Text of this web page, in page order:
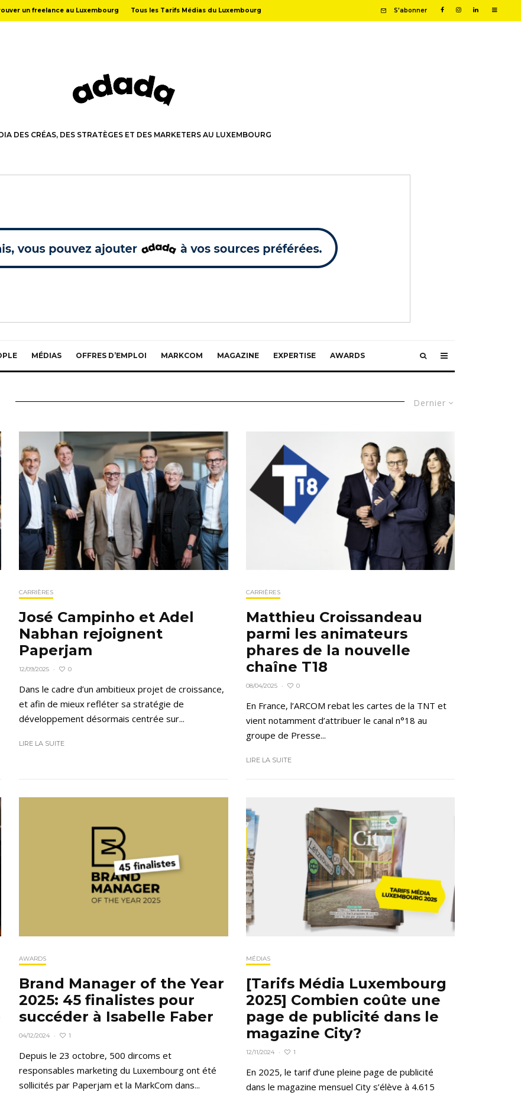
un freelance au Luxembourg Tous les Tarifs Médias du Luxembourg S'abonner
DES CRÉAS, DES STRATÈGES ET DES MARKETERS AU LUXEMBOURG
MÉDIAS OFFRES D’EMPLOI MARKCOM MAGAZINE EXPERTISE AWARDS
Dernier
CARRIÈRES
José Campinho et Adel
Nabhan rejoignent
Paperjam
12/09/2025 · 0
Dans le cadre d’un ambitieux projet de croissance,
et afin de mieux refléter sa stratégie de
développement désormais centrée sur...
LIRE LA SUITE
CARRIÈRES
Matthieu Croissandeau
parmi les animateurs
phares de la nouvelle
chaîne T18
08/04/2025 · 0
En France, l’ARCOM rebat les cartes de la TNT et
vient notamment d’attribuer le canal n°18 au
groupe de Presse...
LIRE LA SUITE
AWARDS
Brand Manager of the Year
2025: 45 finalistes pour
succéder à Isabelle Faber
04/12/2024 · 1
Depuis le 23 octobre, 500 dircoms et
responsables marketing du Luxembourg ont été
sollicités par Paperjam et la MarkCom dans...
MÉDIAS
[Tarifs Média Luxembourg
2025] Combien coûte une
page de publicité dans le
magazine City?
12/11/2024 · 1
En 2025, le tarif d’une pleine page de publicité
dans le magazine mensuel City s’élève à 4.615